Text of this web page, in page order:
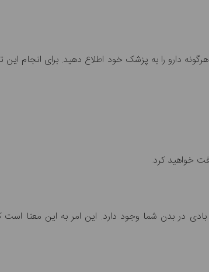
دارو را به پزشک خود اطلاع دهید. برای انجام
خواهید کرد.
بدن شما وجود دارد. این امر به این معنا است که